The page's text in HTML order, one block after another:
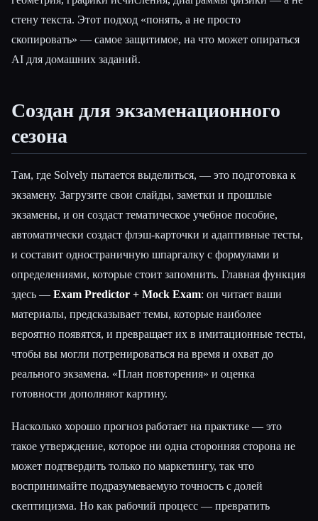
стену текста. Этот подход «понять, а не просто
скопировать» — самое защитимое, на что может опираться
AI для домашних заданий.
Создан для экзаменационного
сезона
Там, где Solvely пытается выделиться, — это подготовка к
экзамену. Загрузите свои слайды, заметки и прошлые
экзамены, и он создаст тематическое учебное пособие,
автоматически создаст флэш-карточки и адаптивные тесты,
и составит одностраничную шпаргалку с формулами и
определениями, которые стоит запомнить. Главная функция
здесь — Exam Predictor + Mock Exam: он читает ваши
материалы, предсказывает темы, которые наиболее
вероятно появятся, и превращает их в имитационные тесты,
чтобы вы могли потренироваться на время и охват до
реального экзамена. «План повторения» и оценка
готовности дополняют картину.
Насколько хорошо прогноз работает на практике — это
такое утверждение, которое ни одна сторонняя сторона не
может подтвердить только по маркетингу, так что
воспринимайте подразумеваемую точность с долей
скептицизма. Но как рабочий процесс — превратить